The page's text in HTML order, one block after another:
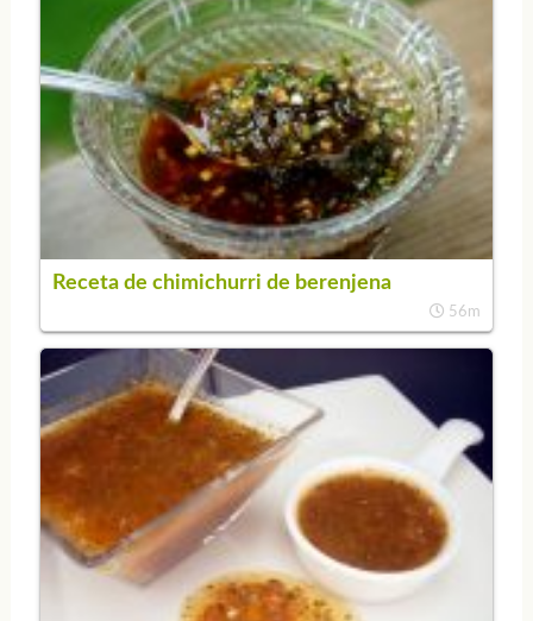
Receta de chimichurri de berenjena
56m